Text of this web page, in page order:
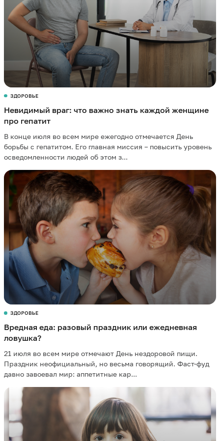
ЗДОРОВЬЕ
Невидимый враг: что важно знать каждой женщине
про гепатит
В конце июля во всем мире ежегодно отмечается День
борьбы с гепатитом. Его главная миссия – повысить уровень
осведомленности людей об этом з...
ЗДОРОВЬЕ
Вредная еда: разовый праздник или ежедневная
ловушка?
21 июля во всем мире отмечают День нездоровой пищи.
Праздник неофициальный, но весьма говорящий. Фаст-фуд
давно завоевал мир: аппетитные кар...